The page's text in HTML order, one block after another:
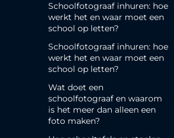
Schoolfotograaf inhuren: hoe
werkt het en waar moet een
school op letten?
Schoolfotograaf inhuren: hoe
werkt het en waar moet een
school op letten?
Wat doet een
schoolfotograaf en waarom
is het meer dan alleen een
foto maken?